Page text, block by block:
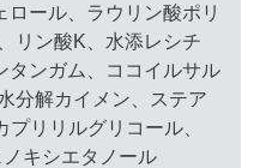
ール、ラウリン酸ポリ
リン酸K、水添レシチ
タンガム、ココイルサル
分解カイメン、ステア
リリルグリコール、
キシエタノール